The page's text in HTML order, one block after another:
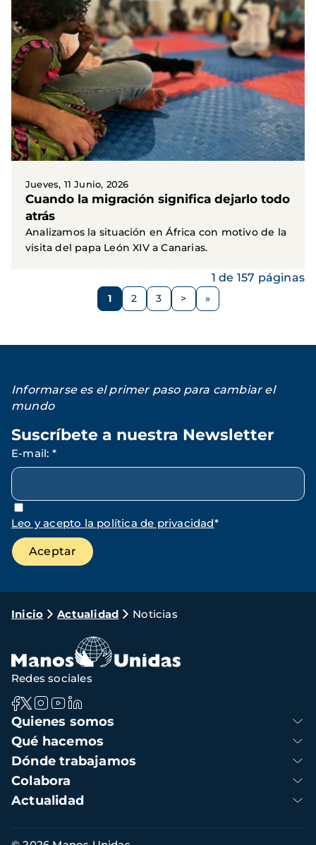
Jueves, 11 Junio, 2026
Cuando la migración significa dejarlo todo
atrás
Analizamos la situación en África con motivo de la
visita del papa León XIV a Canarias.
Página
1 Página
2 Página
3
Siguiente
>
1 de 157 páginas
Informarse es el primer paso para cambiar el
mundo
Suscríbete a nuestra Newsletter
E-mail: *
Leo y acepto la política de privacidad*
Ruta
navegación
Inicio Actualidad Noticias
Navegación
principal
Quienes somos
Qué hacemos
Dónde trabajamos
Colabora
Actualidad
Redes sociales